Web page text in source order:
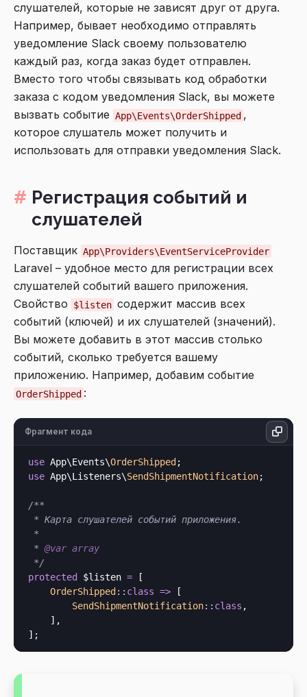
слушателей, которые не зависят друг от друга.
Например, бывает необходимо отправлять
уведомление Slack своему пользователю
каждый раз, когда заказ будет отправлен.
Вместо того чтобы связывать код обработки
заказа с кодом уведомления Slack, вы можете
вызвать событие App\Events\OrderShipped ,
которое слушатель может получить и
использовать для отправки уведомления Slack.
Регистрация событий и
слушателей
Поставщик App\Providers\EventServiceProvider
Laravel – удобное место для регистрации всех
слушателей событий вашего приложения.
Свойство
$listen содержит массив всех
событий (ключей) и их слушателей (значений).
Вы можете добавить в этот массив столько
событий, сколько требуется вашему
приложению. Например, добавим событие
OrderShipped :
Фрагмент кода
use App\Events\OrderShipped
use App\Listeners\SendShipmentNotification;
/**
* Карта слушателей событий приложения.
*
* @var array
*/
protected
$listen = [
OrderShipped :: class => [
SendShipmentNotification:: class ,
    ],